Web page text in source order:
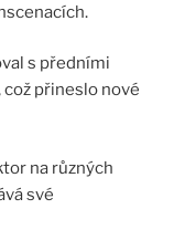
s předními
přineslo nové
na různých
své